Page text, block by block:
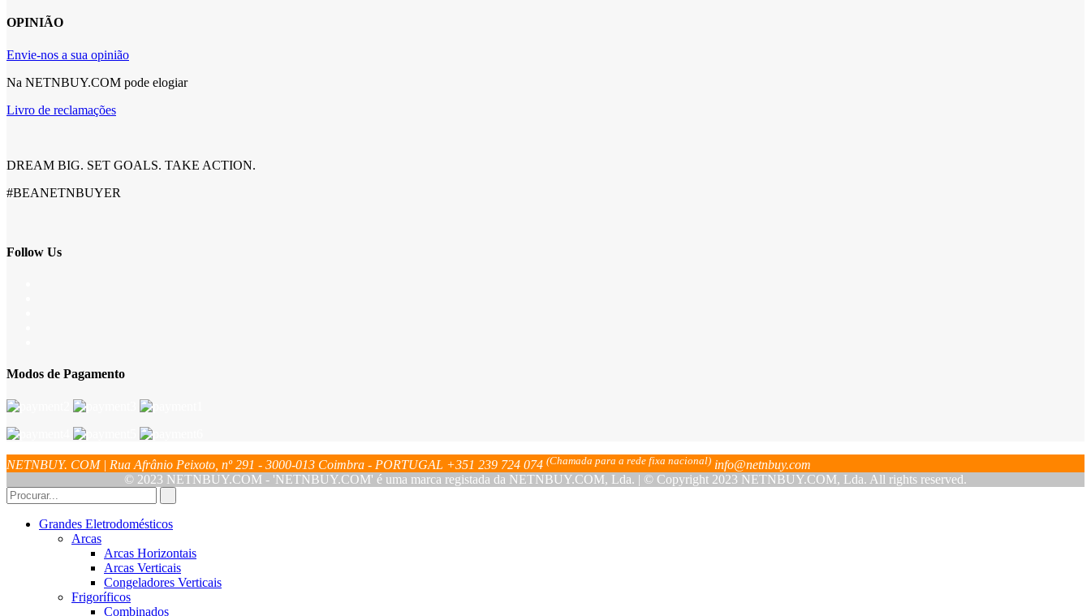
OPINIÃO
Envie-nos a sua opinião
Na NETNBUY.COM pode elogiar
Livro de reclamações
DREAM BIG. SET GOALS. TAKE ACTION.
#BEANETNBUYER
Follow Us
Modos de Pagamento
NETNBUY. COM | Rua Afrânio Peixoto, nº 291 - 3000-013 Coimbra - PORTUGAL +351 239 724 074 (Chamada para a rede fixa nacional) info@netnbuy.com
© 2023 NETNBUY.COM - 'NETNBUY.COM' é uma marca registada da NETNBUY.COM, Lda. | © Copyright 2023 NETNBUY.COM, Lda. All rights reserved.
Grandes Eletrodomésticos
Arcas
Arcas Horizontais
Arcas Verticais
Congeladores Verticais
Frigoríficos
Combinados